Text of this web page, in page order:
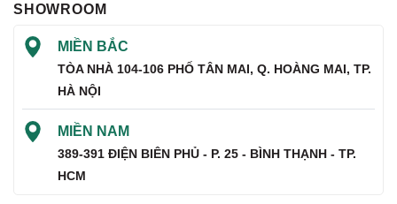
SHOWROOM
MIỀN BẮC
TÒA NHÀ 104-106 PHỐ TÂN MAI, Q. HOÀNG MAI, TP.
HÀ NỘI
MIỀN NAM
389-391 ĐIỆN BIÊN PHỦ - P. 25 - BÌNH THẠNH - TP.
HCM